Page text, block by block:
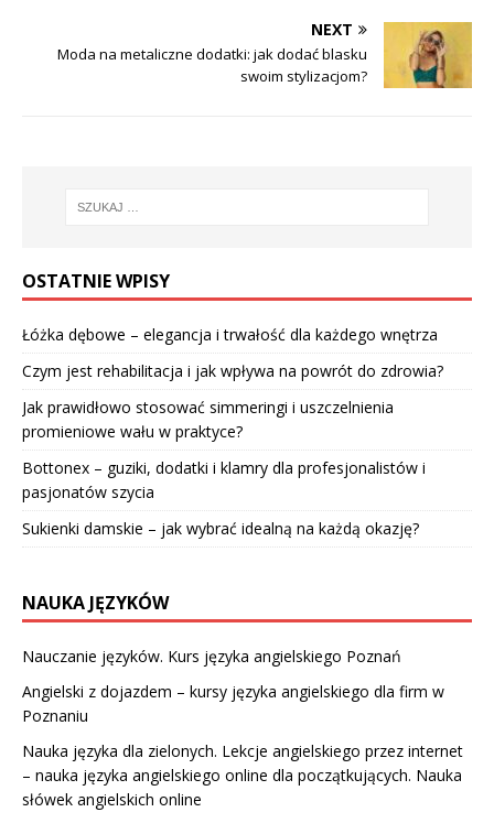
NEXT
Moda na metaliczne dodatki: jak dodać blasku
swoim stylizacjom?
OSTATNIE WPISY
Łóżka dębowe – elegancja i trwałość dla każdego wnętrza
Czym jest rehabilitacja i jak wpływa na powrót do zdrowia?
Jak prawidłowo stosować simmeringi i uszczelnienia
promieniowe wału w praktyce?
Bottonex – guziki, dodatki i klamry dla profesjonalistów i
pasjonatów szycia
Sukienki damskie – jak wybrać idealną na każdą okazję?
NAUKA JĘZYKÓW
Nauczanie języków. Kurs języka angielskiego Poznań
Angielski z dojazdem – kursy języka angielskiego dla firm w
Poznaniu
Nauka języka dla zielonych. Lekcje angielskiego przez internet
– nauka języka angielskiego online dla początkujących. Nauka
słówek angielskich online